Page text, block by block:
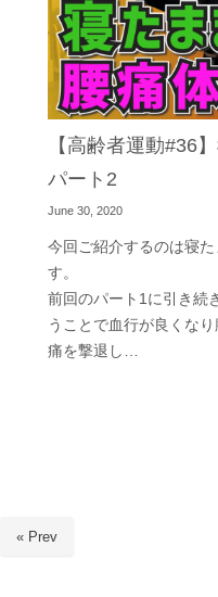
【高齢者運動#36
パート2
June 30, 2020
今回ご紹介するのは寝
す。
前回のパート1に引き続
うことで血行が良くな
痛を撃退し…
« Prev